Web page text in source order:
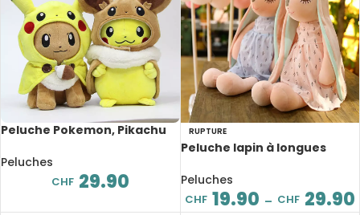
Peluche Pokemon, Pikachu
Peluches
CHF 29.90
RUPTURE
Peluche lapin à longues
cm
Peluches
CHF 19.90 – CHF 29.90